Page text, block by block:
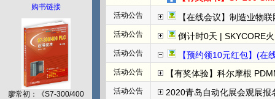
购书链接
廖常初：《S7-300/400
活动公告 【在线会议】制造业物
活动公告 倒计时0天 | SKYCORE火山湖超级工厂全
活动公告 【预约领10元红包】(在线直播)福
活动公告 【有奖体验】科尔摩根
活动公告 2020青岛自动化展会观展报名